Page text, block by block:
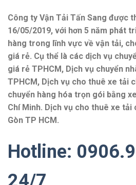
Công ty Vận Tải Tấn Sang được
16/05/2019, với hơn 5 năm phát
hàng trong lĩnh vực về vận tải,
giá rẻ. Cụ thể là các dịch vụ
giá rẻ TPHCM, Dịch vụ chuyển
TPHCM, Dịch vụ cho thuê xe tải
chuyển hàng hóa trọn gói bằng
Chí Minh. Dịch vụ cho thuê xe tải
Gòn TP HCM.
Hotline: